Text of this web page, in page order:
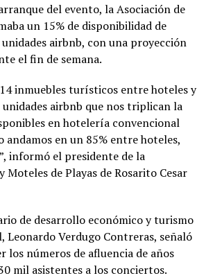
del evento, la Asociación de
un 15% de disponibilidad de
airbnb, con una proyección
el fin de semana.
inmuebles turísticos entre hoteles y
airbnb que nos triplican la
en hotelería convencional
andamos en un 85% entre hoteles,
informó el presidente de la
Moteles de Playas de Rosarito Cesar
de desarrollo económico y turismo
Leonardo Verdugo Contreras, señaló
los números de afluencia de años
mil asistentes a los conciertos.